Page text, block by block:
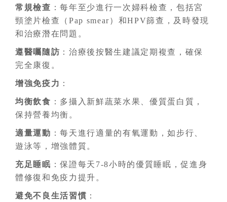
常規檢查 ：每年至少進行一次婦科檢查，包括宮
頸塗片檢查（Pap smear）和HPV篩查，及時發現
和治療潛在問題。
遵醫囑隨訪 ：治療後按醫生建議定期複查，確保
完全康復。
增強免疫力 ：
均衡飲食 ：多攝入新鮮蔬菜水果、優質蛋白質，
保持營養均衡。
適量運動 ：每天進行適量的有氧運動，如步行、
遊泳等，增強體質。
充足睡眠 ：保證每天7-8小時的優質睡眠，促進身
體修復和免疫力提升。
避免不良生活習慣 ：